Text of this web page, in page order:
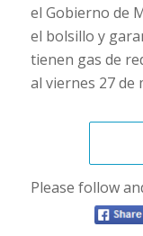
el Gobierno de
el bolsillo y
tienen gas de
al viernes 27 de
Please follow